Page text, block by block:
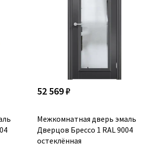
52 569 ₽
Межкомнатная дверь эмаль
Дверцов Брессо 1 RAL 9004
остеклённая